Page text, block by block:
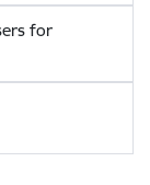
for